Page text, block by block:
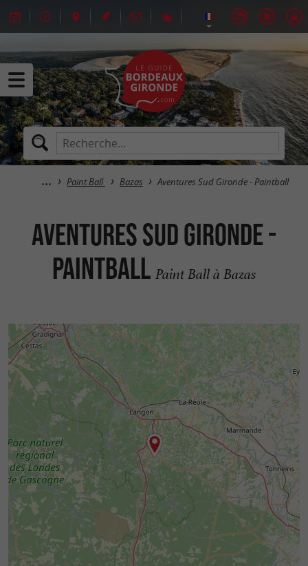
Paint Ball Bazas Aventures Sud Gironde - Paintball
Aventures Sud Gironde -
Paintball Paint Ball à Bazas